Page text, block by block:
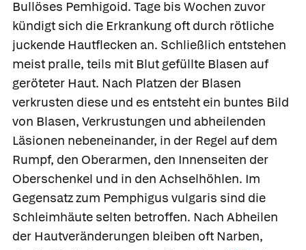
Bullöses Pemhigoid. Tage bis Wochen zuvor
kündigt sich die Erkrankung oft durch rötliche
juckende Hautflecken an. Schließlich entstehen
meist pralle, teils mit Blut gefüllte Blasen auf
geröteter Haut. Nach Platzen der Blasen
verkrusten diese und es entsteht ein buntes Bild
von Blasen, Verkrustungen und abheilenden
Läsionen nebeneinander, in der Regel auf dem
Rumpf, den Oberarmen, den Innenseiten der
Oberschenkel und in den Achselhöhlen. Im
Gegensatz zum Pemphigus vulgaris sind die
Schleimhäute selten betroffen. Nach Abheilen
der Hautveränderungen bleiben oft Narben,